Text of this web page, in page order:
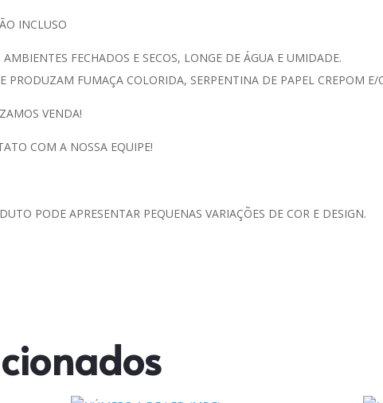
INCLUSO
FECHADOS E SECOS, LONGE DE ÁGUA E UMIDADE.
PRODUZAM FUMAÇA COLORIDA, SERPENTINA DE PAPEL CREPOM E/
VENDA!
COM A NOSSA EQUIPE!
PODE APRESENTAR PEQUENAS VARIAÇÕES DE COR E DESIGN.